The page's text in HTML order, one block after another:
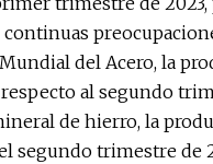
del Acero, la
al segundo
de hierro, la
segundo trimestre de